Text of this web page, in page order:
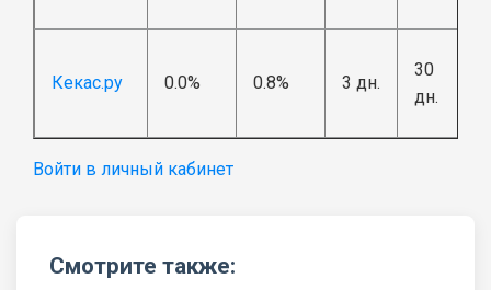
Кекас.ру 0.0% 0.8% 3 дн.
30
дн.
Войти в личный кабинет
Смотрите также: